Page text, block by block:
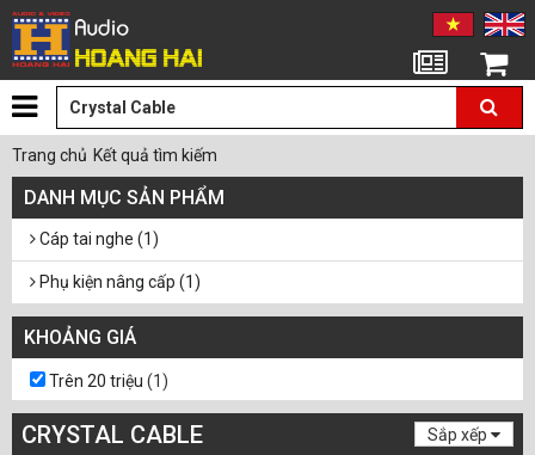
Giỏ hàng
Trang chủ Kết quả tìm kiếm
DANH MỤC SẢN PHẨM
Cáp tai nghe (1)
Phụ kiện nâng cấp (1)
KHOẢNG GIÁ
Trên 20 triệu (1)
CRYSTAL CABLE Sắp xếp